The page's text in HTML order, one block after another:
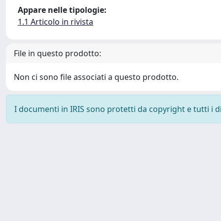
Appare nelle tipologie:
1.1 Articolo in rivista
File in questo prodotto:
Non ci sono file associati a questo prodotto.
I documenti in IRIS sono protetti da copyright e tutti i